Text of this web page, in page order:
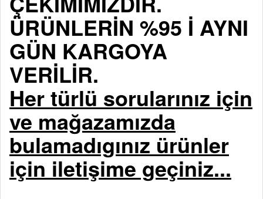
ÜRÜNLERİN %95 İ AYNI
GÜN KARGOYA
VERİLİR.
Her türlü sorularınız için
ve mağazamızda
bulamadıgınız ürünler
için iletişime geçiniz...